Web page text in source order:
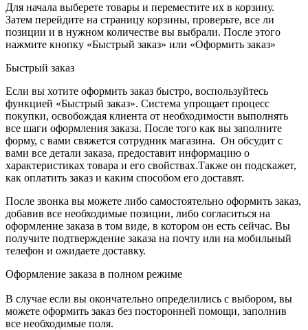
Для начала выберете товары и переместите их в корзину.
Затем перейдите на страницу корзины, проверьте, все ли
позиции и в нужном количестве вы выбрали. После этого
нажмите кнопку «Быстрый заказ» или «Оформить заказ»
Быстрый заказ
Если вы хотите оформить заказ быстро, воспользуйтесь
функцией «Быстрый заказ». Система упрощает процесс
покупки, освобождая клиента от необходимости выполнять
все шаги оформления заказа. После того как вы заполните
форму, с вами свяжется сотрудник магазина. Он обсудит с
вами все детали заказа, предоставит информацию о
характеристиках товара и его свойствах.Также он подскажет,
как оплатить заказ и каким способом его доставят.
После звонка вы можете либо самостоятельно оформить заказ,
добавив все необходимые позиции, либо согласиться на
оформление заказа в том виде, в котором он есть сейчас. Вы
получите подтверждение заказа на почту или на мобильный
телефон и ожидаете доставку.
Оформление заказа в полном режиме
В случае если вы окончательно определились с выбором, вы
можете оформить заказ без посторонней помощи, заполнив
все необходимые поля.